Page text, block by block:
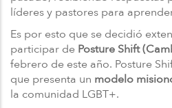
líderes y pastores para
Es por esto que se decidió
participar de Posture Shift
febrero de este año. Posture
que presenta un modelo
la comunidad LGBT+.